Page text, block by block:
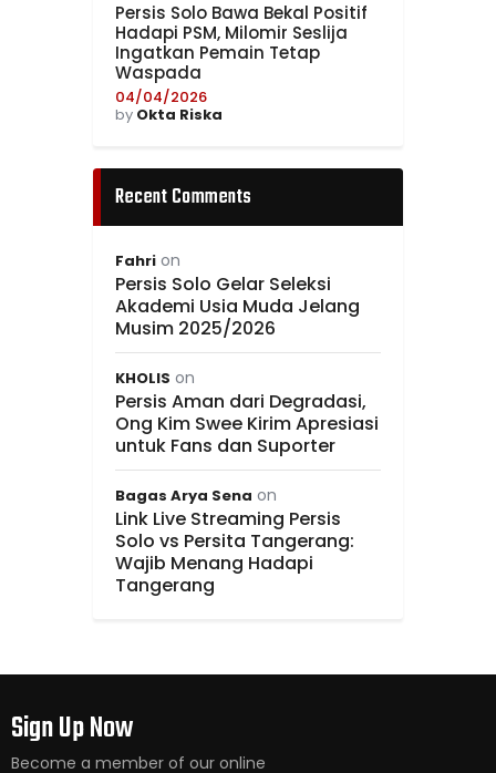
Persis Solo Bawa Bekal Positif
Hadapi PSM, Milomir Seslija
Ingatkan Pemain Tetap
Waspada
04/04/2026
by Okta Riska
Recent Comments
Fahri on
Persis Solo Gelar Seleksi
Akademi Usia Muda Jelang
Musim 2025/2026
KHOLIS on
Persis Aman dari Degradasi,
Ong Kim Swee Kirim Apresiasi
untuk Fans dan Suporter
Bagas Arya Sena on
Link Live Streaming Persis
Solo vs Persita Tangerang:
Wajib Menang Hadapi
Tangerang
Sign Up Now
Become a member of our online